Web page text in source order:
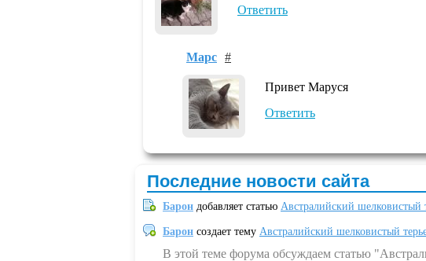
Ответить
Марс #
Привет Маруся
Ответить
Последние новости сайта
Барон добавляет статью Австралийский шелковистый
Барон создает тему Австралийский шелковистый
В этой теме форума обсуждаем статью